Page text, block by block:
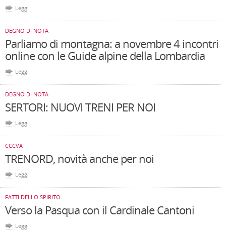
Leggi
DEGNO DI NOTA
Parliamo di montagna: a novembre 4 incontri
online con le Guide alpine della Lombardia
Leggi
DEGNO DI NOTA
SERTORI: NUOVI TRENI PER NOI
Leggi
CCCVA
TRENORD, novità anche per noi
Leggi
FATTI DELLO SPIRITO
Verso la Pasqua con il Cardinale Cantoni
Leggi